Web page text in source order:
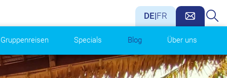
DE|FR
Gruppenreisen Specials Blog Über uns